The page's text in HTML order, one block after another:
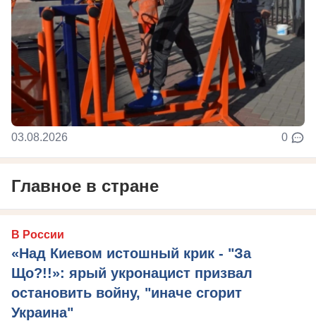
03.08.2026 0
Главное в стране
В России
«Над Киевом истошный крик - "За
Що?!!»: ярый укронацист призвал
остановить войну, "иначе сгорит
Украина"